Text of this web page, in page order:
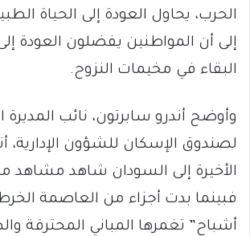
الحرب، يحاول العودة إلى الحياة
إلى أن المواطنين يفضلون العودة
البقاء في مخيمات النزوح.
وأوضح أندرو سابرتون، نائب المديرة
لصندوق الإسكان للشؤون الإدارية،
الأخيرة إلى السودان شاهد مشاهد
فبينما بدت أجزاء من العاصمة
أشباح” تغمرها المباني المحترقة